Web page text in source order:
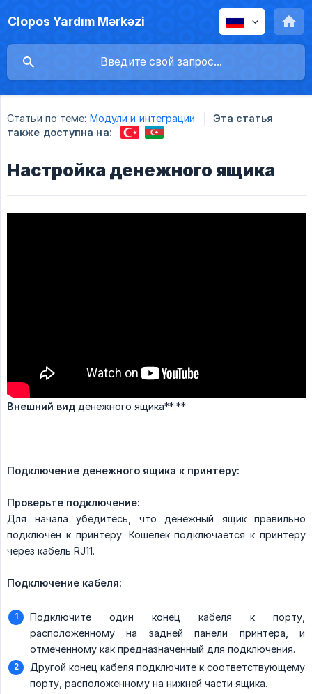
Clopos Yardım Mərkəzi
Статьи по теме: Модули и интеграции
Эта статья
также доступна на:
Настройка денежного ящика
Внешний вид денежного ящика**:**
Подключение денежного ящика к принтеру:
Проверьте подключение:
Для начала убедитесь, что денежный ящик правильно
подключен к принтеру. Кошелек подключается к принтеру
через кабель RJ11.
Подключение кабеля:
Подключите один конец кабеля к порту,
расположенному на задней панели принтера, и
отмеченному как предназначенный для подключения.
Другой конец кабеля подключите к соответствующему
порту, расположенному на нижней части ящика.